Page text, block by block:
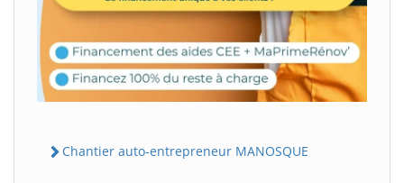
Chantier auto-entrepreneur MANOSQUE